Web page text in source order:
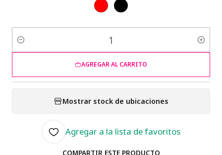
Cantidad
AGREGAR AL CARRITO
Mostrar stock de ubicaciones
Agregar a la lista de favoritos
COMPARTIR ESTE PRODUCTO